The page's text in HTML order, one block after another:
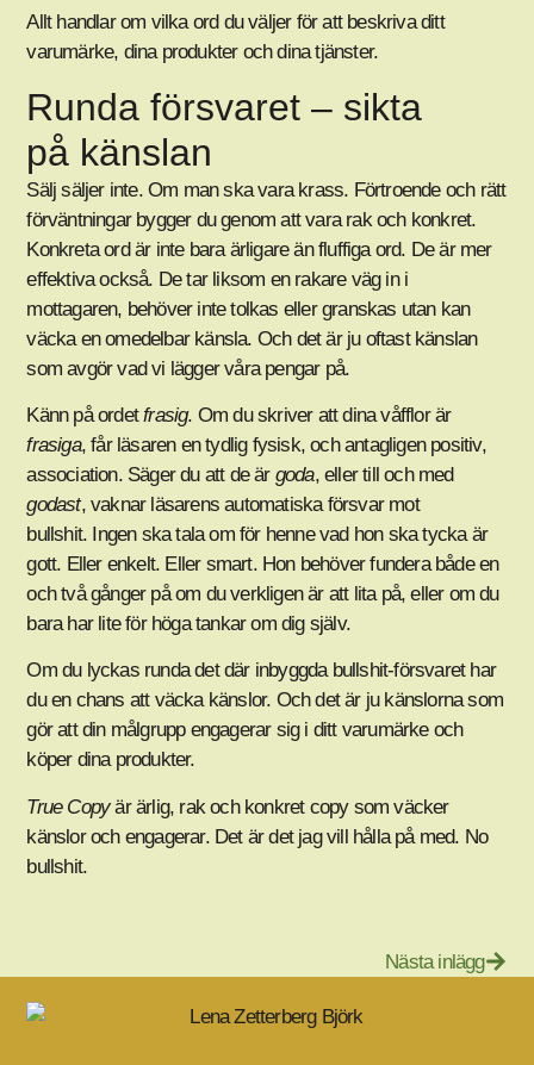
Allt handlar om vilka ord du väljer för att beskriva ditt
varumärke, dina produkter och dina tjänster.
Runda försvaret – sikta
på känslan
Sälj säljer inte. Om man ska vara krass. Förtroende och rätt
förväntningar bygger du genom att vara rak och konkret.
Konkreta ord är inte bara ärligare än fluffiga ord. De är mer
effektiva också. De tar liksom en rakare väg in i
mottagaren, behöver inte tolkas eller granskas utan kan
väcka en omedelbar känsla. Och det är ju oftast känslan
som avgör vad vi lägger våra pengar på.
Känn på ordetfrasig. Om du skriver att dina våfflor är
frasiga, får läsaren en tydlig fysisk, och antagligen positiv,
association. Säger du att de är goda, eller till och med
godast, vaknar läsarens automatiska försvar mot
bullshit. Ingen ska tala om för henne vad hon ska tycka är
gott. Eller enkelt. Eller smart. Hon behöver fundera både en
och två gånger på om du verkligen är att lita på, eller om du
bara har lite för höga tankar om dig själv.
Om du lyckas runda det där inbyggda bullshit-försvaret har
du en chans att väcka känslor. Och det är ju känslorna som
gör att din målgrupp engagerar sig i ditt varumärke och
köper dina produkter.
True Copyär ärlig, rak och konkret copy som väcker
känslor och engagerar. Det är det jag vill hålla på med. No
bullshit.
Nästa inlägg